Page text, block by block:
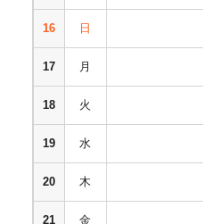
16 日
17 月
18 火
19 水
20 木
21 金